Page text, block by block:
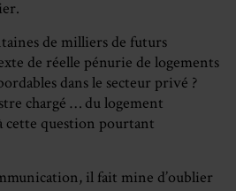
de milliers de futurs
de réelle pénurie de logements
dans le secteur privé ?
chargé … du logement
cette question pourtant
il fait mine d’oublier